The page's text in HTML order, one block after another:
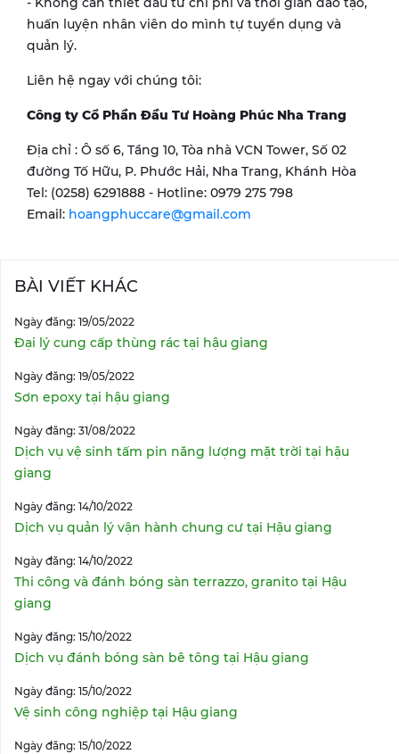
huấn luyện nhân viên do mình tự tuyển dụng và
quản lý.
Liên hệ ngay với chúng tôi:
Công ty Cổ Phần Đầu Tư Hoàng Phúc Nha Trang
Địa chỉ : Ô số 6, Tầng 10, Tòa nhà VCN Tower, Số 02
đường Tố Hữu, P. Phước Hải, Nha Trang, Khánh Hòa
Tel: (0258) 6291888 - Hotline: 0979 275 798
Email: hoangphuccare@gmail.com
BÀI VIẾT KHÁC
Ngày đăng: 19/05/2022
Đại lý cung cấp thùng rác tại hậu giang
Ngày đăng: 19/05/2022
Sơn epoxy tại hậu giang
Ngày đăng: 31/08/2022
Dịch vụ vệ sinh tấm pin năng lượng mặt trời tại hậu
giang
Ngày đăng: 14/10/2022
Dịch vụ quản lý vận hành chung cư tại Hậu giang
Ngày đăng: 14/10/2022
Thi công và đánh bóng sàn terrazzo, granito tại Hậu
giang
Ngày đăng: 15/10/2022
Dịch vụ đánh bóng sàn bê tông tại Hậu giang
Ngày đăng: 15/10/2022
Vệ sinh công nghiệp tại Hậu giang
Ngày đăng: 15/10/2022